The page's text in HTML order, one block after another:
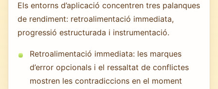
Els entorns d’aplicació concentren tres palanques
de rendiment: retroalimentació immediata,
progressió estructurada i instrumentació.
Retroalimentació immediata: les marques
d’error opcionals i el ressaltat de conflictes
mostren les contradiccions en el moment